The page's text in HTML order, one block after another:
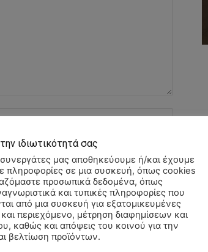
Όνομα:*
ιστότοπό μου σε αυτό το πρόγραμμα
ιδιωτικότητά σας
συνεργάτες μας αποθηκεύουμε ή/και έχουμε
πληροφορίες σε μια συσκευή, όπως cookies
προσωπικά δεδομένα, όπως
και τυπικές πληροφορίες που
από μια συσκευή για εξατομικευμένες
και περιεχόμενο, μέτρηση διαφημίσεων και
καθώς και απόψεις του κοινού για την
βελτίωση προϊόντων.